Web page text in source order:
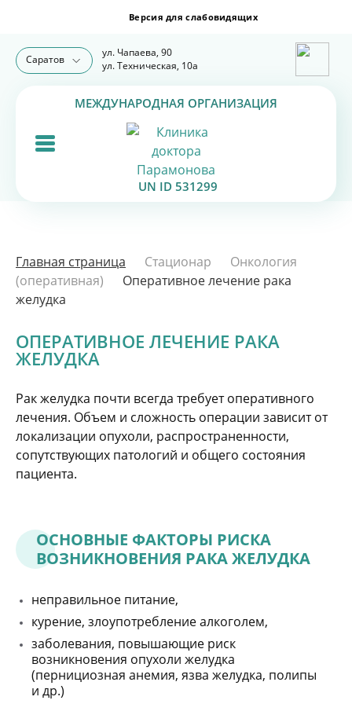
Саратов
ул. Чапаева, 90
ул. Техническая, 10а
МЕЖДУНАРОДНАЯ ОРГАНИЗАЦИЯ
UN ID 531299
Главная страница Стационар
Онкология
(оперативная)
Оперативное лечение рака
желудка
ОПЕРАТИВНОЕ ЛЕЧЕНИЕ РАКА
ЖЕЛУДКА
Рак желудка почти всегда требует оперативного
лечения. Объем и сложность операции зависит от
локализации опухоли, распространенности,
сопутствующих патологий и общего состояния
пациента.
ОСНОВНЫЕ ФАКТОРЫ РИСКА
ВОЗНИКНОВЕНИЯ РАКА ЖЕЛУДКА
неправильное питание,
курение, злоупотребление алкоголем,
заболевания, повышающие риск
возникновения опухоли желудка
(пернициозная анемия, язва желудка, полипы
и др.)